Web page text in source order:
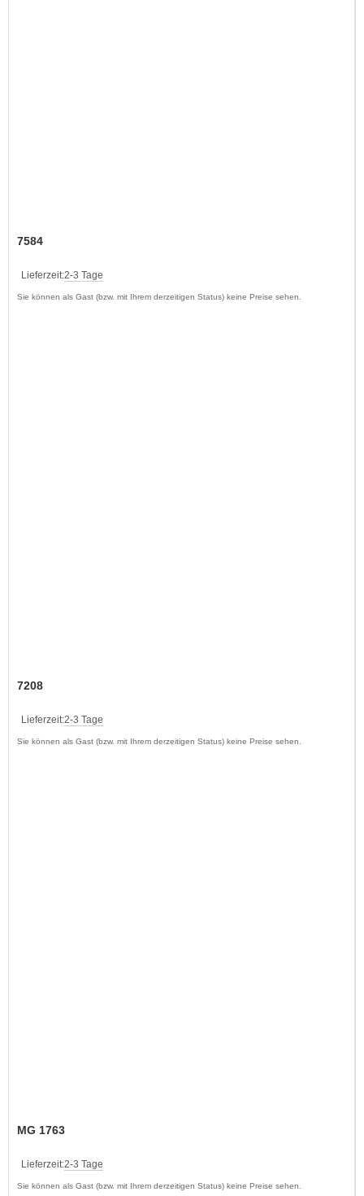
7584
Lieferzeit:2-3 Tage
Sie können als Gast (bzw. mit Ihrem derzeitigen Status) keine Preise sehen.
7208
Lieferzeit:2-3 Tage
Sie können als Gast (bzw. mit Ihrem derzeitigen Status) keine Preise sehen.
MG 1763
Lieferzeit:2-3 Tage
Sie können als Gast (bzw. mit Ihrem derzeitigen Status) keine Preise sehen.